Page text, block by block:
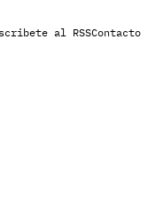
al RSSContacto